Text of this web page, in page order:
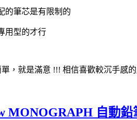
的筆芯是有限制的
用型的才行
，就是滿意 !!! 相信喜歡較沉手感
MONOGRAPH 自動鉛